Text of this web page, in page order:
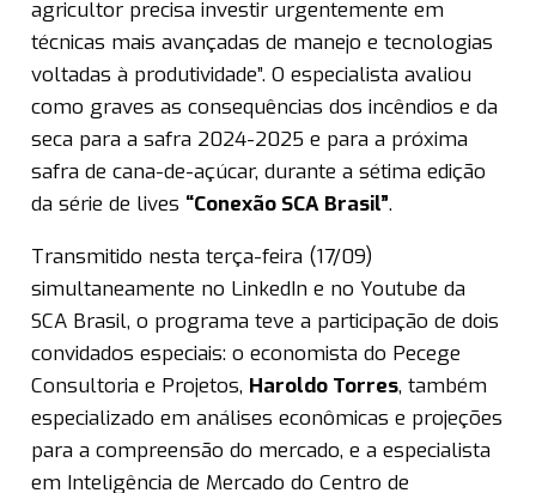
agricultor precisa investir urgentemente em
técnicas mais avançadas de manejo e tecnologias
voltadas à produtividade”. O especialista avaliou
como graves as consequências dos incêndios e da
seca para a safra 2024-2025 e para a próxima
safra de cana-de-açúcar, durante a sétima edição
da série de lives “Conexão SCA Brasil”.
Transmitido nesta terça-feira (17/09)
simultaneamente no LinkedIn e no Youtube da
SCA Brasil, o programa teve a participação de dois
convidados especiais: o economista do Pecege
Consultoria e Projetos, Haroldo Torres, também
especializado em análises econômicas e projeções
para a compreensão do mercado, e a especialista
em Inteligência de Mercado do Centro de